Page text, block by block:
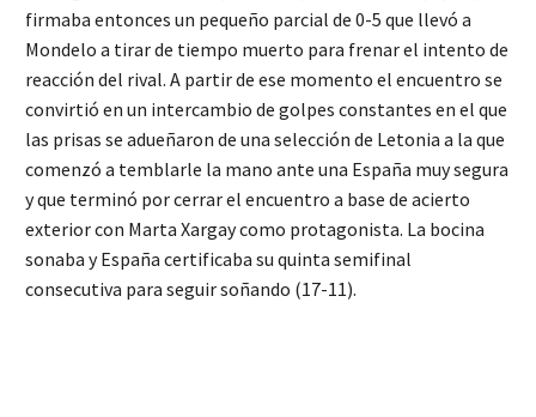
firmaba entonces un pequeño parcial de 0-5 que llevó a
Mondelo a tirar de tiempo muerto para frenar el intento de
reacción del rival. A partir de ese momento el encuentro se
convirtió en un intercambio de golpes constantes en el que
las prisas se adueñaron de una selección de Letonia a la que
comenzó a temblarle la mano ante una España muy segura
y que terminó por cerrar el encuentro a base de acierto
exterior con Marta Xargay como protagonista. La bocina
sonaba y España certificaba su quinta semifinal
consecutiva para seguir soñando (17-11).